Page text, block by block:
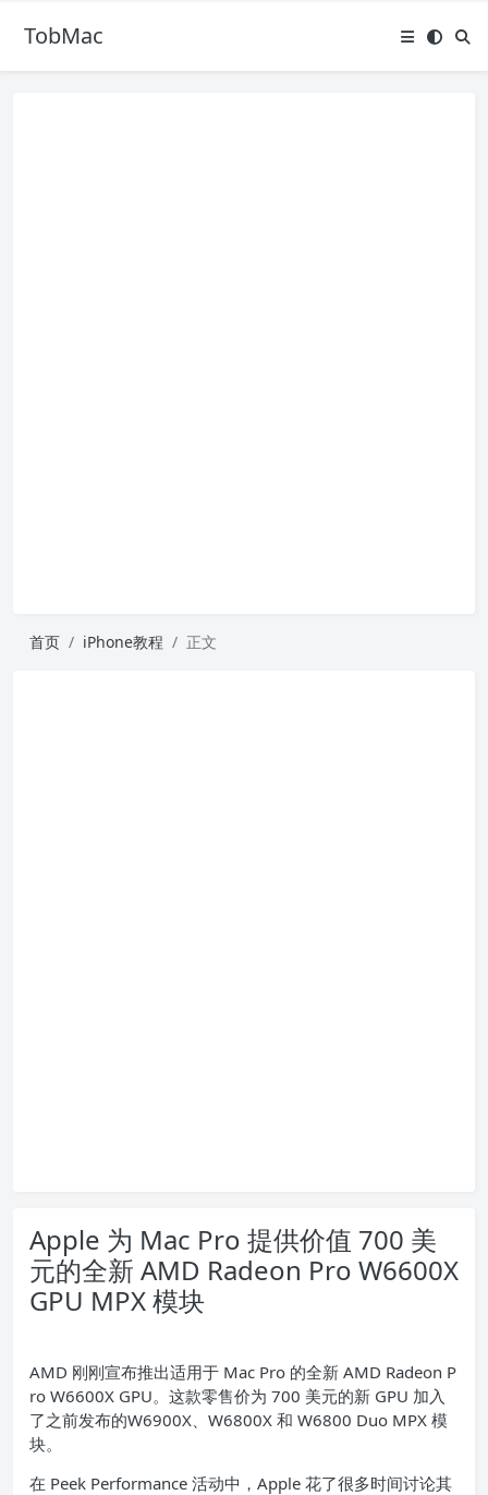
TobMac
首页 iPhone教程 正文
Apple 为 Mac Pro 提供价值 700 美
元的全新 AMD Radeon Pro W6600X
GPU MPX 模块
AMD 刚刚宣布推出适用于 Mac Pro 的全新 AMD Radeon P
ro W6600X GPU。这款零售价为 700 美元的新 GPU 加入
了之前发布的W6900X、W6800X 和 W6800 Duo MPX 模
块。
在 Peek Performance 活动中，Apple 花了很多时间讨论其